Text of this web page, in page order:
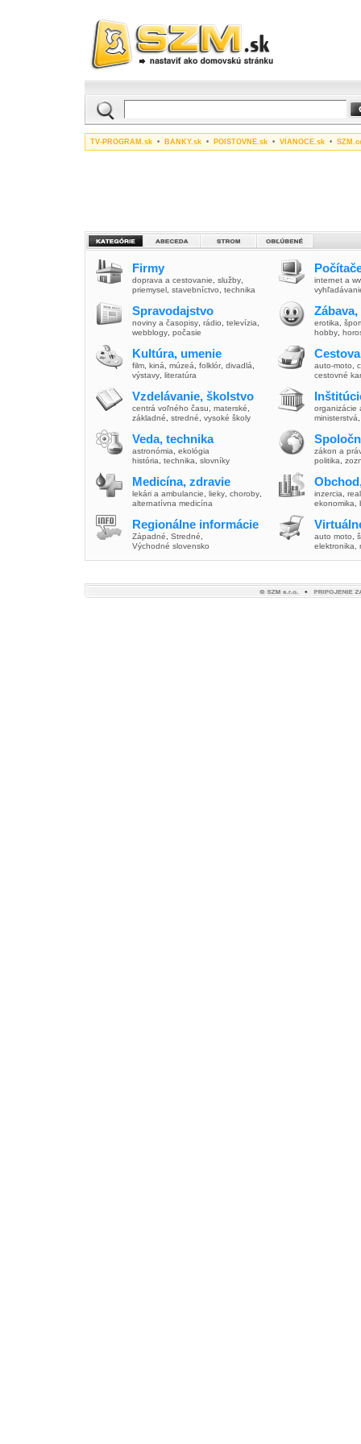
TV-PROGRAM.sk • BANKY.sk • POISTOVNE.sk • VIANOCE.sk •
Firmy
doprava a cestovanie služby
priemysel stavebníctvo technika
Spravodajstvo
noviny a časopisy rádio televízia
webblogy počasie
Kultúra, umenie
film kiná múzeá folklór, divadlá
výstavy literatúra
Vzdelávanie, školstvo
centrá voľného času materské
základné
stredné vysoké školy
Veda, technika
astronómia
ekológia
história
technika slovníky
Medicína, zdravie
lekári a ambulancie lieky choroby
alternatívna medicína
Regionálne informácie
Západné Stredné
Východné slovensko
internet a
erotika
hobby
auto-moto
cestovné
organizácie
ministerstvá
zákon a
politika
inzercia
ekonomika
auto moto
elektronika,